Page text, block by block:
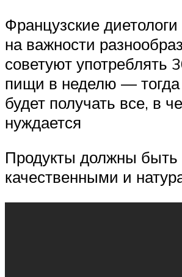
Французские
на важности
советуют употреблять
пищи в неделю — тогда
будет получать все, в
нуждается
Продукты должны быть
качественными и